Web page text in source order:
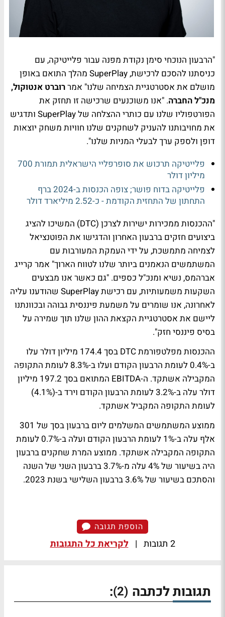
"הרבעון הנוכחי סימן נקודת מפנה עבור פלייטיקה, עם
כניסתנו להסכם לרכישת, SuperPlay מהלך התואם באופן
מושלם את אסטרטגיית הצמיחה שלנו" אמררוברט אנטוקול,
מנכ"ל החברה. "אנו משוכנעים שרכישה זו תחזק את
הפורטפוליו שלנו עם כותרי ההצלחה של SuperPlay ותדגיש
את מחויבותנו להעניק לשחקנים שלנו חוויות משחק יוצאות
דופן ולספק ערך לבעלי המניות שלנו".
פלייטיקה תרכוש את סופרפליי הישראלית תמורת 700
מיליון דולר
פלייטיקה בדוח פושר; צופה הכנסות ב-2024 ברף
התחתון של התחזית הקודמת - כ-2.52 מיליארד דולר
"ההכנסות ממכירות ישירות לצרכן (DTC) המשיכו להציג
ביצועים חזקים ברבעון האחרון והדגישו את הפוטנציאל
לצמיחה מתמשכת, על ידי העמקת המעורבות עם
המשתמשים הנאמנים ביותר שלנו לטווח הארוך" אמר קרייג
אברהמס, נשיא ומנכ"ל כספים. "גם כאשר אנו מבצעים
השקעות משמעותיות, עם רכישת SuperPlay שהודענו עליה
לאחרונה, אנו שומרים על משמעת פיננסית גבוהה ובכוונתנו
ליישם את אסטרטגיית הקצאת ההון שלנו תוך שמירה על
בסיס פיננסי חזק".
ההכנסות מפלטפורמת DTC בסך 174.4 מיליון דולר עלו
ב-0.4% לעומת הרבעון הקודם ועלו ב-8.3% לעומת התקופה
המקבילה אשתקד. ה-EBITDA המתואם בסך 197.2 מיליון
דולר עלה ב-3.2% לעומת הרבעון הקודם וירד ב-(4.1%)
לעומת התקופה המקביל אשתקד.
ממוצע המשתמשים המשלמים ליום ברבעון בסך של 301
אלף עלה ב-1% לעומת הרבעון הקודם ועלה ב-0.7% לעומת
התקופה המקבילה אשתקד. ממוצע המרת שחקנים ברבעון
היה בשיעור של 4% עלה מ-3.7% ברבעון השני של השנה
והסתכם בשיעור של 3.6% ברבעון השלישי בשנת 2023.
הוספת תגובה
2 תגובות | לקריאת כל התגובות
תגובות לכתבה (2)
: